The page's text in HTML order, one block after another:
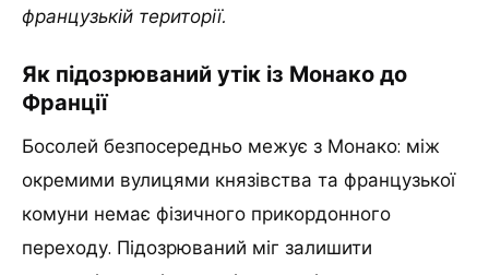
французькій території.
Як підозрюваний утік із Монако до
Франції
Босолей безпосередньо межує з Монако: між
окремими вулицями князівства та французької
комуни немає фізичного прикордонного
переходу. Підозрюваний міг залишити